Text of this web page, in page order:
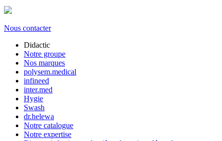
Nous contacter
Didactic
Notre groupe
Nos marques
polysem.medical
infineed
inter.med
Hygie
Swash
dr.helewa
Notre catalogue
Notre expertise